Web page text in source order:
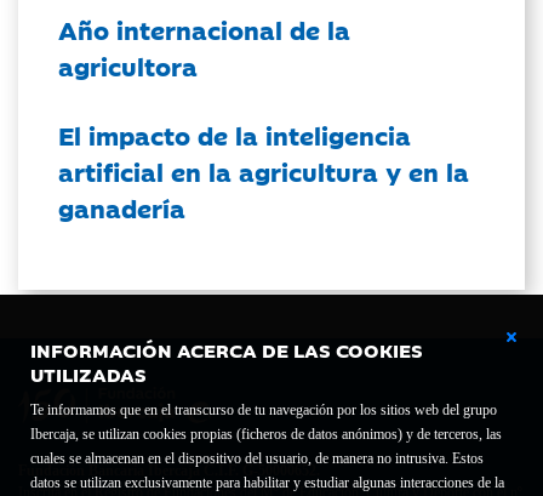
INFORMACIÓN ACERCA DE LAS COOKIES
UTILIZADAS
Te informamos que en el transcurso de tu navegación por los sitios web del grupo
Ibercaja, se utilizan cookies propias (ficheros de datos anónimos) y de terceros, las
cuales se almacenan en el dispositivo del usuario, de manera no intrusiva. Estos
datos se utilizan exclusivamente para habilitar y estudiar algunas interacciones de la
Año internacional de la
agricultora
El impacto de la inteligencia
artificial en la agricultura y en la
ganadería
Fundación Bancaria Ibercaja C.I.F. G-50000652.
Inscrita en el Registro de Fundaciones del Mº de Educación, Cultura y Deporte con el nº